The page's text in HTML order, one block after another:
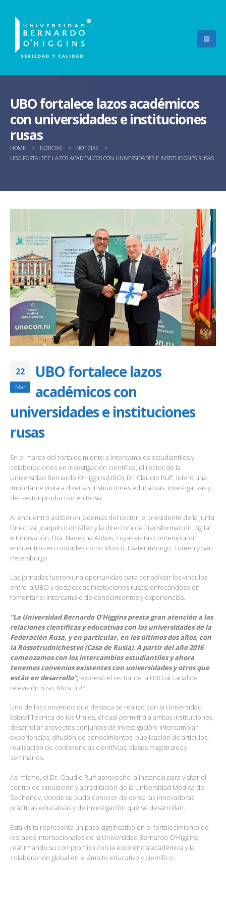
UBO fortalece lazos académicos
con universidades e instituciones
rusas
HOME NOTICIAS
NOTICIAS
UBO FORTALECE LAZOS ACADÉMICOS CON UNIVERSIDADES E INSTITUCIONES RUSAS
22
Mar
UBO fortalece lazos
académicos con
universidades e instituciones
rusas
En el marco del fortalecimiento a intercambios estudiantiles y
colaboraciones en investigación científica, el rector de la
Universidad Bernardo O’Higgins (UBO), Dr. Claudio Ruff, lideró una
importante visita a diversas instituciones educativas, investigativas y
del sector productivo en Rusia.
Al encuentro asistieron, además del rector, el presidente de la Junta
Directiva, Joaquín González y la directora de Transformación Digital
e Innovación, Dra. Nadezna Abbas, cuyas visitas contemplaron
encuentros en ciudades como Moscú, Ekaterimburgo, Tumen y San
Petersburgo.
Las jornadas fueron una oportunidad para consolidar los vínculos
entre la UBO y destacadas instituciones rusas, enfocándose en
fomentar el intercambio de conocimientos y experiencias.
“La Universidad Bernardo O’Higgins presta gran atención a las
relaciones científicas y educativas con las universidades de la
Federación Rusa, y en particular, en los últimos dos años, con
la Rossotrudnichestvo (Casa de Rusia). A partir del año 2016
comenzamos con los intercambios estudiantiles y ahora
tenemos convenios existentes con universidades y otros que
están en desarrollo”, expresó el rector de la UBO al canal de
televisión ruso, Moscú 24.
Uno de los convenios que destaca se realizó con la Universidad
Estatal Técnica de los Urales, el cual permitirá a ambas instituciones,
desarrollar proyectos conjuntos de investigación; intercambiar
experiencias, difusión de conocimientos, publicación de artículos,
realización de conferencias científicas, clases magistrales y
seminarios.
Así mismo, el Dr. Claudio Ruff aprovechó la instancia para visitar el
centro de simulación y acreditación de la Universidad Médica de
Sechenov, donde se pudo conocer de cerca las innovadoras
prácticas educativas y de investigación que se desarrollan.
Esta visita representa un paso significativo en el fortalecimiento de
los lazos internacionales de la Universidad Bernardo O’Higgins,
reafirmando su compromiso con la excelencia académica y la
colaboración global en el ámbito educativo y científico.